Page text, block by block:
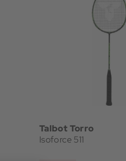
Talbot Torro
Isoforce 511